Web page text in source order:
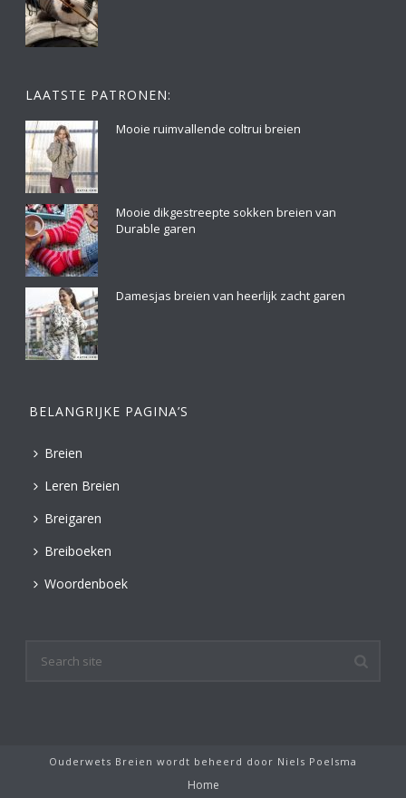
LAATSTE PATRONEN:
Mooie ruimvallende coltrui breien
Mooie dikgestreepte sokken breien van
Durable garen
Damesjas breien van heerlijk zacht garen
BELANGRIJKE PAGINA’S
Breien
Leren Breien
Breigaren
Breiboeken
Woordenboek
Ouderwets Breien wordt beheerd door Niels Poelsma
Home